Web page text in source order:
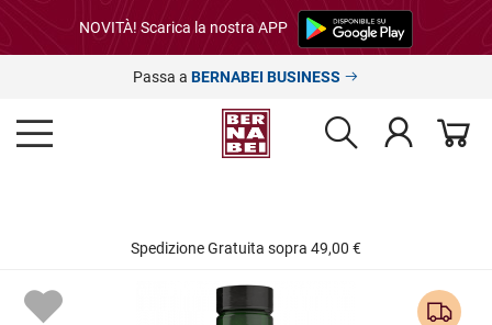
NOVITÀ! Scarica la nostra APP
Passa a BERNABEI BUSINESS
Spedizione Gratuita sopra 49,00 €